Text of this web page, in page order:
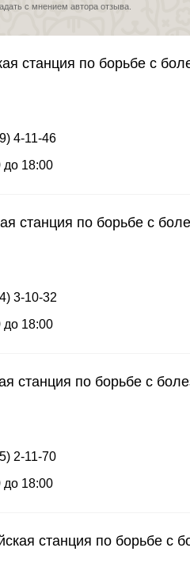
с мнением автора отзыва.
станция по борьбе с
4-11-46
до 18:00
станция по борьбе с
3-10-32
до 18:00
станция по борьбе с
2-11-70
до 18:00
станция по борьбе с